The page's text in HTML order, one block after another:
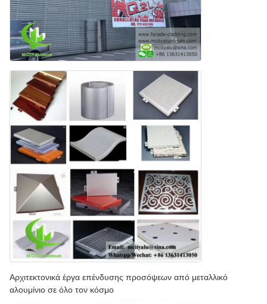
Αρχιτεκτονικά έργα επένδυσης προσόψεων από μεταλλικό
αλουμίνιο σε όλο τον κόσμο